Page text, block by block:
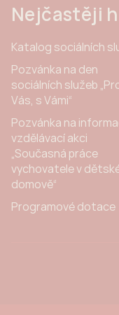
Nejčastěji
Katalog sociálních
Pozvánka na den
sociálních služeb
Vás, s Vámi“
Pozvánka na
vzdělávací akci
„Současná práce
vychovatele v
domově“
Programové dotace